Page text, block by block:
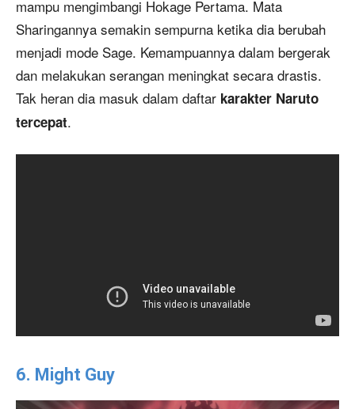
mampu mengimbangi Hokage Pertama. Mata
Sharingannya semakin sempurna ketika dia berubah
menjadi mode Sage. Kemampuannya dalam bergerak
dan melakukan serangan meningkat secara drastis.
Tak heran dia masuk dalam daftar karakter Naruto
tercepat.
6. Might Guy